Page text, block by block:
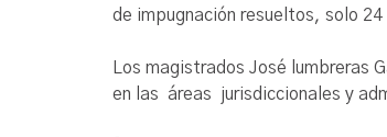
de impugnación resueltos, solo
Los magistrados José lumbreras
en las áreas jurisdiccionales y